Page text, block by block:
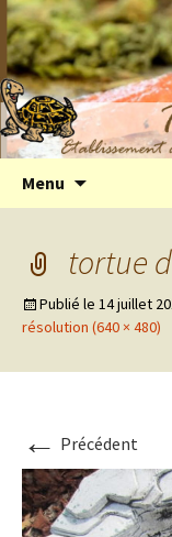
Elevage de
Hermann
Menu
tortue
Publié le 14 juillet
résolution (640 × 480)
← Précédent